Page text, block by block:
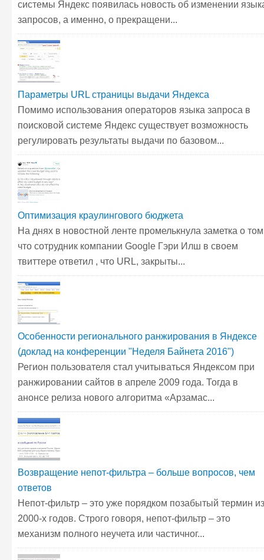
системы Яндекс появилась новость об изменении
запросов, а именно, о прекращени...
Параметры URL страницы выдачи Яндекса
Помимо использования операторов языка запроса в
поисковой системе Яндекс существует возможность
регулировать результаты выдачи по базовом...
Оптимизация краулингового бюджета
На днях в новостной ленте промелькнула заметка о
что сотрудник компании Google Гэри Илш в своем
твиттере ответил , что URL, закрыты...
Особенности регионального ранжирования в Яндексе
(доклад на конференции "Неделя Байнета 2016")
Регион пользователя стал учитываться Яндексом при
ранжировании сайтов в апреле 2009 года. Тогда в
анонсе релиза нового алгоритма «Арзамас...
Возвращение непот-фильтра – больше вопросов, чем
ответов
Непот-фильтр – это уже порядком позабытый термин из
2000-х годов. Строго говоря, непот-фильтр – это
механизм полного неучета или частичног...